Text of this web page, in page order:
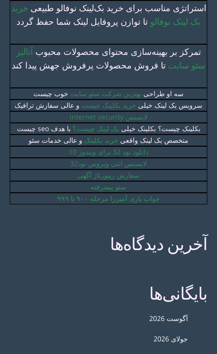
استراتژی مناسب برای خرید بک‌لینک نوفالو طبیعی خرید
بک لینک نوفالو تا توازن پروفایل لینک شما حفظ گردد
تمرکز بر بهینه‌سازی محتوای محصولات محبوب آنالیز
سئو سایت تا فروش محصولات پرفروش جهش پیدا کند
سه او طراحی بهترین شرکت سئو سایت خوب چیست
سرویس بک لینک خیلی خرید بکلینک چیست و عالی سفارش ترافیک
لایسنس internet security
بکلینک چیست؟ بکلینک خیلی بک لینک چیست؟ با هدف seo چيست
متخصص بک لینک واقعی خرید بکلینک و عالی خدمات سئو
دانلود نود 32 برای ویندوز 10
لایسنس انتی ویروس نود32
سفارش ریپورتاژ آگهی
سئو پیشرفته
جواب بازی آمیرزا مرحله ۹۰۰ تا ۹۹۹
آخرین دیدگاه‌ها
بایگانی‌ها
آگوست 2026
جولای 2026